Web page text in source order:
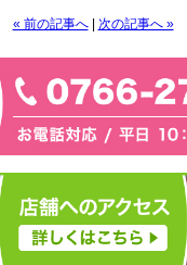
« 前の記事へ| 次の記事へ »